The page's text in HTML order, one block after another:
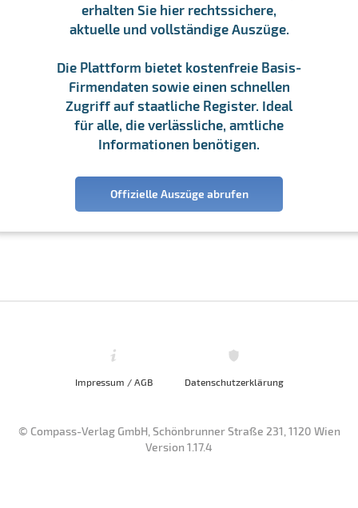
erhalten Sie hier rechtssichere,
aktuelle und vollständige Auszüge.
Die Plattform bietet kostenfreie Basis-
Firmendaten sowie einen schnellen
Zugriff auf staatliche Register. Ideal
für alle, die verlässliche, amtliche
Informationen benötigen.
Offizielle Auszüge abrufen
Impressum / AGB Datenschutzerklärung
© Compass-Verlag GmbH, Schönbrunner Straße 231, 1120 Wien
Version 1.17.4